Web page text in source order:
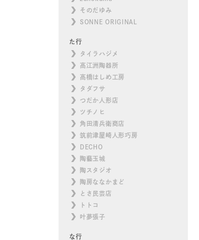
そのだゆみ
SONNE ORIGINAL
た行
タイラハジメ
高江洲陶器所
高橋はしめ工房
タダフサ
つだか人形店
ツチノヒ
角田清兵衛商店
筑前津屋崎人形巧房
DECHO
陶藝玉城
陶スタジオ
陶房ななかまど
とさ民芸店
トトコ
叶夢張子
な行